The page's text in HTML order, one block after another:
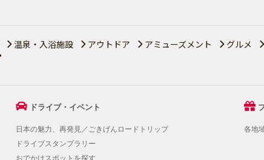
温泉・入浴施設 アウトドア アミューズメント グルメ
ドライブ・イベント
日本の魅力、再発見／ごきげんロードトリップ
ドライブスタンプラリー
おでかけスポットを探す
各地